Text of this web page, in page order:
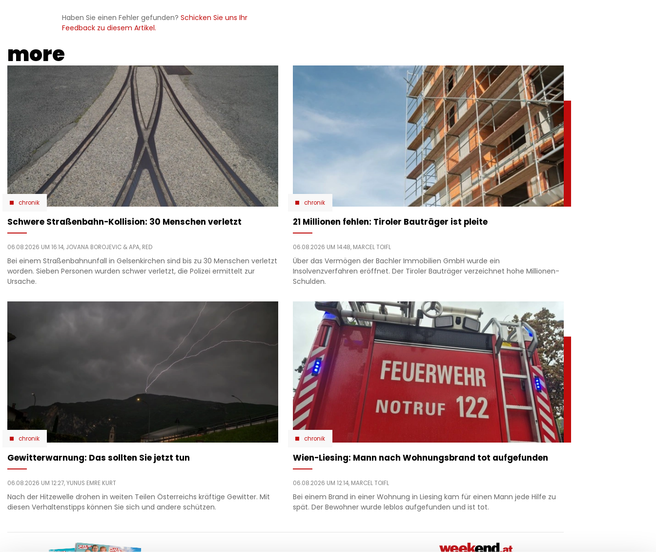
Haben Sie einen Fehler gefunden?Schicken Sie uns Ihr
Feedback zu diesem Artikel.
more
chronik
Schwere Straßenbahn-Kollision: 30 Menschen verletzt
06.08.2026 UM 16:14, JOVANA BOROJEVIC & APA, RED
Bei einem Straßenbahnunfall in Gelsenkirchen sind bis zu 30 Menschen verletzt
worden. Sieben Personen wurden schwer verletzt, die Polizei ermittelt zur
Ursache.
chronik
21 Millionen fehlen: Tiroler Bauträger ist pleite
06.08.2026 UM 14:48, MARCEL TOIFL
Über das Vermögen der Bachler Immobilien GmbH wurde ein
Insolvenzverfahren eröffnet. Der Tiroler Bauträger verzeichnet hohe Millionen-
Schulden.
chronik
Gewitterwarnung: Das sollten Sie jetzt tun
06.08.2026 UM 12:27,YUNUS EMRE KURT
Nach der Hitzewelle drohen in weiten Teilen Österreichs kräftige Gewitter. Mit
diesen Verhaltenstipps können Sie sich und andere schützen.
chronik
Wien-Liesing: Mann nach Wohnungsbrand tot aufgefunden
06.08.2026 UM 12:14, MARCEL TOIFL
Bei einem Brand in einer Wohnung in Liesing kam für einen Mann jede Hilfe zu
spät. Der Bewohner wurde leblos aufgefunden und ist tot.